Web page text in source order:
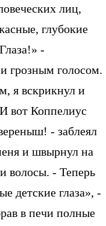
лиц,
глубокие
-
грозным голосом.
я вскрикнул и
вот Коппелиус
- заблеял
и швырнул на
волосы. - Теперь
детские глаза», -
в печи полные